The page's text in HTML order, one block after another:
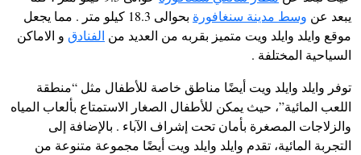
يبعد عن وسط مدينة سنغافورة
بحوالى 18.3 كيلو متر . مما يجعل
موقع وايلد وايلد ويت متميز بقربه من العديد من الفنادق و الاماكن
السياحية المختلفة .
توفر وايلد وايلد ويت أيضًا مناطق خاصة للأطفال مثل “منطقة
اللعب المائية”، حيث يمكن للأطفال الصغار الاستمتاع بألعاب المياه
والزلاجات المصغرة بأمان تحت إشراف الآباء . بالإضافة إلى
التجربة المائية، تقدم وايلد وايلد ويت أيضًا مجموعة متنوعة من